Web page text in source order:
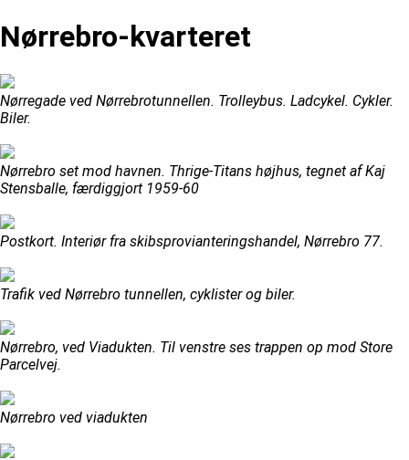
Nørrebro-kvarteret
Nørregade ved Nørrebrotunnellen. Trolleybus. Ladcykel. Cykler.
Biler.
Nørrebro set mod havnen. Thrige-Titans højhus, tegnet af Kaj
Stensballe, færdiggjort 1959-60
Postkort. Interiør fra skibsprovianteringshandel, Nørrebro 77.
Trafik ved Nørrebro tunnellen, cyklister og biler.
Nørrebro, ved Viadukten. Til venstre ses trappen op mod Store
Parcelvej.
Nørrebro ved viadukten